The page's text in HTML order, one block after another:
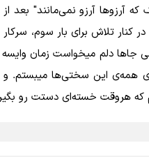
در کنار تلاش برای بار سوم،
دلم میخواست زمان وایسه
همه‌ی این سختی‌ها میبستم.
که هروقت خسته‌ای دستت رو